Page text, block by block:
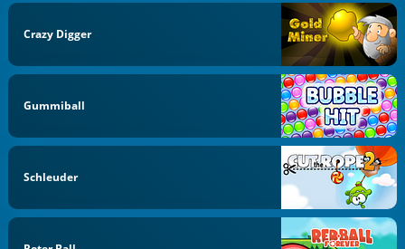
Crazy Digger
Gummiball
Schleuder